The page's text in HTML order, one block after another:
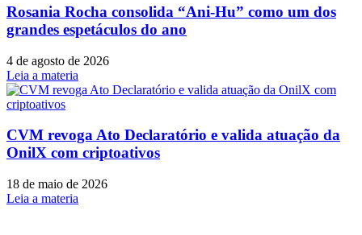
Rosania Rocha consolida “Ani-Hu” como um dos
grandes espetáculos do ano
4 de agosto de 2026
Leia a materia
CVM revoga Ato Declaratório e valida atuação da
OnilX com criptoativos
18 de maio de 2026
Leia a materia